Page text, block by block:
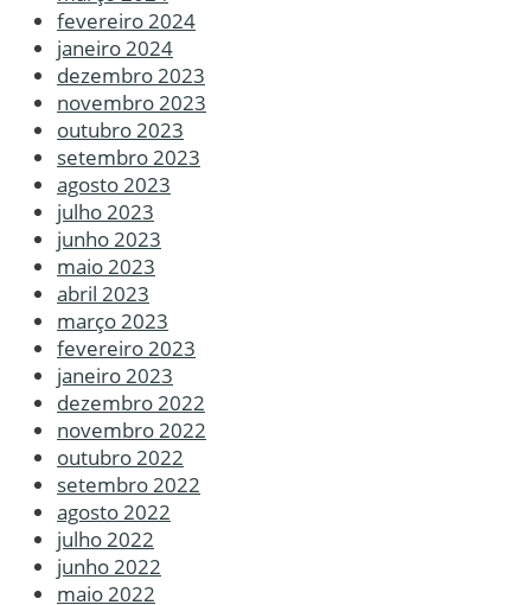
fevereiro 2024
janeiro 2024
dezembro 2023
novembro 2023
outubro 2023
setembro 2023
agosto 2023
julho 2023
junho 2023
maio 2023
abril 2023
março 2023
fevereiro 2023
janeiro 2023
dezembro 2022
novembro 2022
outubro 2022
setembro 2022
agosto 2022
julho 2022
junho 2022
maio 2022